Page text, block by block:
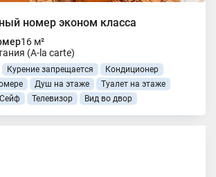
номер эконом класса
16 м²
(A-la carte)
Курение запрещается
Кондиционер
Душ на этаже
Туалет на этаже
Сейф Телевизор Вид во двор